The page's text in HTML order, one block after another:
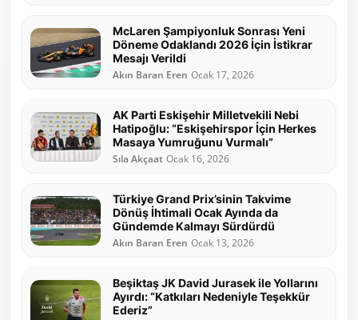
McLaren Şampiyonluk Sonrası Yeni
Döneme Odaklandı 2026 İçin İstikrar
Mesajı Verildi
Akın Baran Eren Ocak 17, 2026
AK Parti Eskişehir Milletvekili Nebi
Hatipoğlu: “Eskişehirspor İçin Herkes
Masaya Yumruğunu Vurmalı”
Sıla Akçaat Ocak 16, 2026
Türkiye Grand Prix’sinin Takvime
Dönüş İhtimali Ocak Ayında da
Gündemde Kalmayı Sürdürdü
Akın Baran Eren Ocak 13, 2026
Beşiktaş JK David Jurasek ile Yollarını
Ayırdı: “Katkıları Nedeniyle Teşekkür
Ederiz”